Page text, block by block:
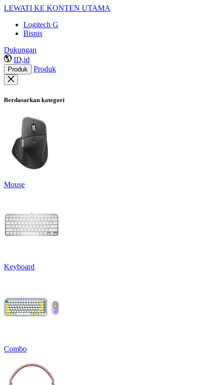
LEWATI KE KONTEN UTAMA
Logitech G
Bisnis
Dukungan
ID,id
Produk Produk
Berdasarkan kategori
Mouse
Keyboard
Combo